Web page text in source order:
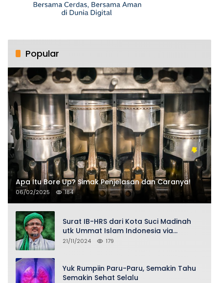
Popular
Apa Itu Bore Up? Simak Penjelasan dan Caranya!
06/02/2025 184
Surat IB-HRS dari Kota Suci Madinah
utk Ummat Islam Indonesia via
Penasihat DPP FPI Asy-Syeikh KH Buya
21/11/2024 179
Yuk Rumpiin Paru-Paru, Semakin Tahu
Semakin Sehat Selalu